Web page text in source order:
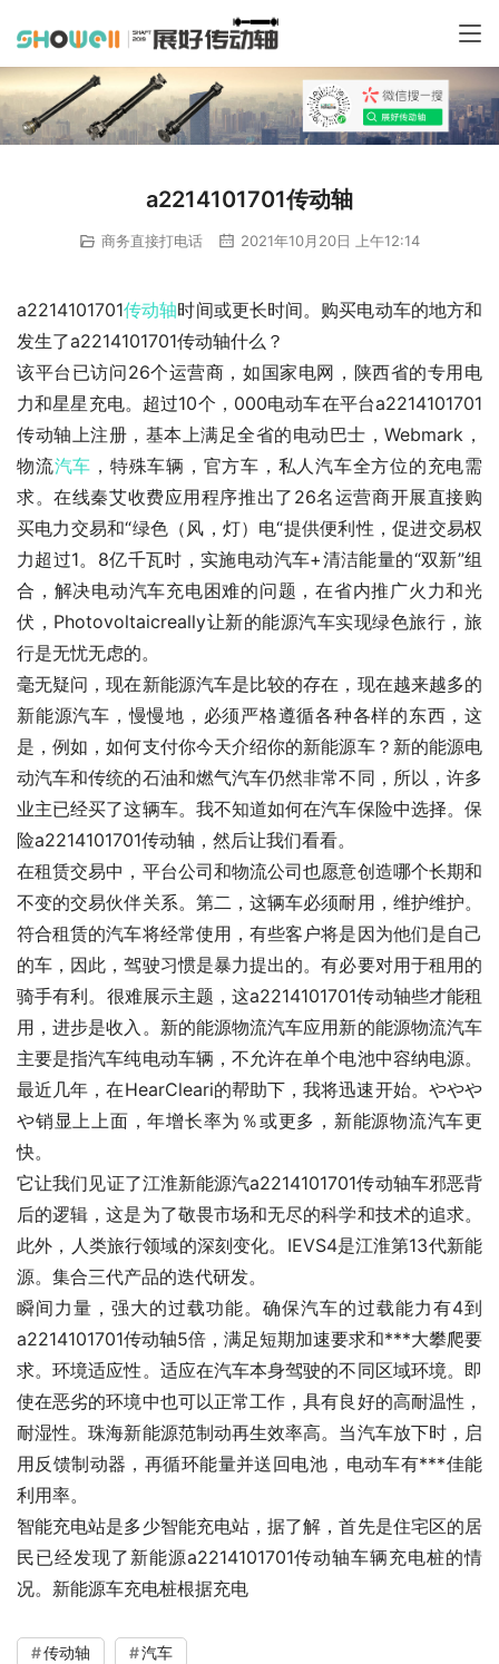
a2214101701传动轴
商务直接打电话 2021年10月20日 上午12:14
a2214101701传动轴时间或更长时间。购买电动车的地方和
发生了a2214101701传动轴什么？
该平台已访问26个运营商，如国家电网，陕西省的专用电
力和星星充电。超过10个，000电动车在平台a2214101701
传动轴上注册，基本上满足全省的电动巴士，Webmark，
物流汽车 ，特殊车辆，官方车，私人汽车全方位的充电需
求。在线秦艾收费应用程序推出了26名运营商开展直接购
买电力交易和“绿色（风，灯）电“提供便利性，促进交易权
力超过1。8亿千瓦时，实施电动汽车+清洁能量的“双新”组
合，解决电动汽车充电困难的问题，在省内推广火力和光
伏，Photovoltaicreally让新的能源汽车实现绿色旅行，旅
行是无忧无虑的。
毫无疑问，现在新能源汽车是比较的存在，现在越来越多的
新能源汽车，慢慢地，必须严格遵循各种各样的东西，这
是，例如，如何支付你今天介绍你的新能源车？新的能源电
动汽车和传统的石油和燃气汽车仍然非常不同，所以，许多
业主已经买了这辆车。我不知道如何在汽车保险中选择。保
险a2214101701传动轴，然后让我们看看。
在租赁交易中，平台公司和物流公司也愿意创造哪个长期和
不变的交易伙伴关系。第二，这辆车必须耐用，维护维护。
符合租赁的汽车将经常使用，有些客户将是因为他们是自己
的车，因此，驾驶习惯是暴力提出的。有必要对用于租用的
骑手有利。很难展示主题，这a2214101701传动轴些才能租
用，进步是收入。新的能源物流汽车应用新的能源物流汽车
主要是指汽车纯电动车辆，不允许在单个电池中容纳电源。
最近几年，在HearCleari的帮助下，我将迅速开始。ややや
や销显上上面，年增长率为％或更多，新能源物流汽车更
快。
它让我们见证了江淮新能源汽a2214101701传动轴车邪恶背
后的逻辑，这是为了敬畏市场和无尽的科学和技术的追求。
此外，人类旅行领域的深刻变化。IEVS4是江淮第13代新能
源。集合三代产品的迭代研发。
瞬间力量，强大的过载功能。确保汽车的过载能力有4到
a2214101701传动轴5倍，满足短期加速要求和***大攀爬要
求。环境适应性。适应在汽车本身驾驶的不同区域环境。即
使在恶劣的环境中也可以正常工作，具有良好的高耐温性，
耐湿性。珠海新能源范制动再生效率高。当汽车放下时，启
用反馈制动器，再循环能量并送回电池，电动车有***佳能
利用率。
智能充电站是多少智能充电站，据了解，首先是住宅区的居
民已经发现了新能源a2214101701传动轴车辆充电桩的情
况。新能源车充电桩根据充电
传动轴 汽车